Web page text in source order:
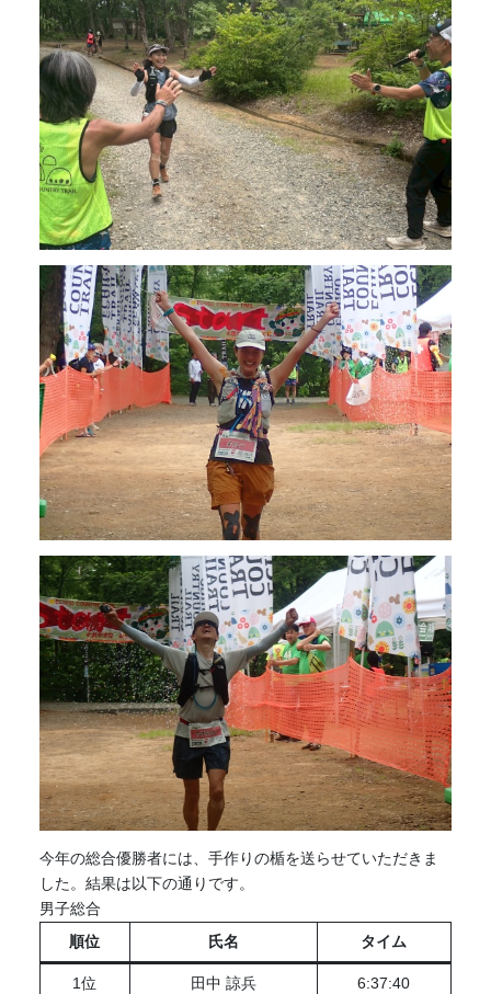
今年の総合優勝者には、手作りの楯を送らせていただきま
した。結果は以下の通りです。
男子総合
順位
氏名 タイム
1位 田中 諒兵 6:37:40